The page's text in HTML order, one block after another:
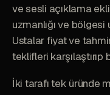
ve sesli açıklama
uzmanlığı ve bölgesi
Ustalar fiyat ve
teklifleri karşılaştırıp
İki tarafı tek üründe